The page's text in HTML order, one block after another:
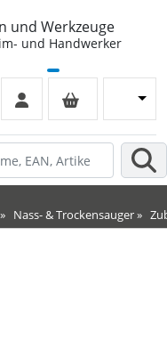
und Werkzeuge
und Handwerker
» Nass- & Trockensauger»